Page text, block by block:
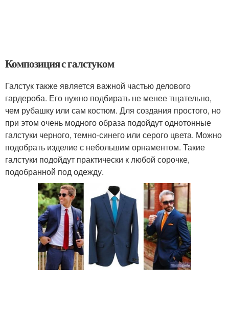
Композиция с галстуком
Галстук также является важной частью делового
гардероба. Его нужно подбирать не менее тщательно,
чем рубашку или сам костюм. Для создания простого, но
при этом очень модного образа подойдут однотонные
галстуки черного, темно-синего или серого цвета. Можно
подобрать изделие с небольшим орнаментом. Такие
галстуки подойдут практически к любой сорочке,
подобранной под одежду.